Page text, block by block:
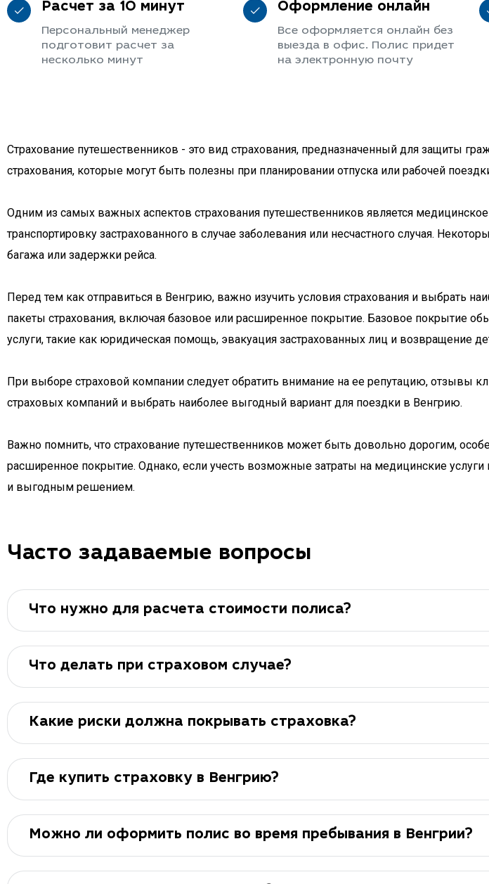
Расчет за 10 минут
Персональный менеджер
подготовит расчет за
несколько минут
Оформление онлайн
Все оформляется онлайн без
выезда в офис. Полис придет
на электронную почту
Страхование путешественников - это вид страхования, предназначенный для защиты
страхования, которые могут быть полезны при планировании отпуска или рабочей
Одним из самых важных аспектов страхования путешественников является
транспортировку застрахованного в случае заболевания или несчастного случая.
багажа или задержки рейса.
Перед тем как отправиться в Венгрию, важно изучить условия страхования и выбрать
пакеты страхования, включая базовое или расширенное покрытие. Базовое покрытие
услуги, такие как юридическая помощь, эвакуация застрахованных лиц и возвращение
При выборе страховой компании следует обратить внимание на ее репутацию, отзывы
страховых компаний и выбрать наиболее выгодный вариант для поездки в Венгрию.
Важно помнить, что страхование путешественников может быть довольно дорогим,
расширенное покрытие. Однако, если учесть возможные затраты на медицинские
и выгодным решением.
Часто задаваемые вопросы
Что нужно для расчета стоимости полиса?
Что делать при страховом случае?
Какие риски должна покрывать страховка?
Где купить страховку в Венгрию?
Можно ли оформить полис во время пребывания в Венгрии?